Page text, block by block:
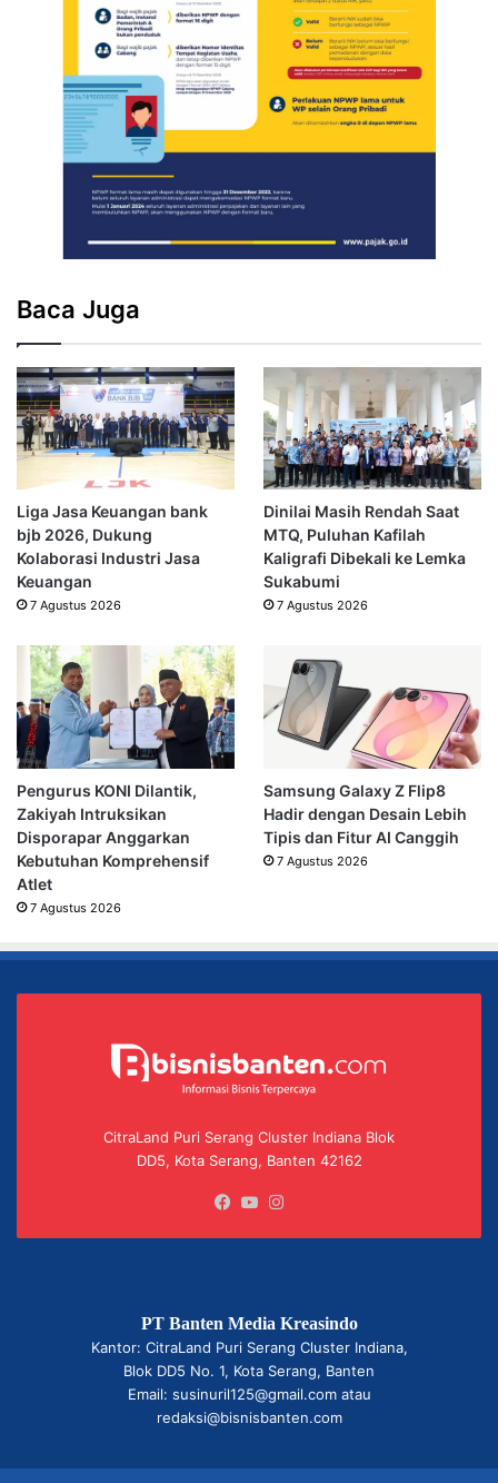
Baca Juga
Liga Jasa Keuangan bank
bjb 2026, Dukung
Kolaborasi Industri Jasa
Keuangan
7 Agustus 2026
Dinilai Masih Rendah Saat
MTQ, Puluhan Kafilah
Kaligrafi Dibekali ke Lemka
Sukabumi
7 Agustus 2026
Pengurus KONI Dilantik,
Zakiyah Intruksikan
Disporapar Anggarkan
Kebutuhan Komprehensif
Atlet
7 Agustus 2026
Samsung Galaxy Z Flip8
Hadir dengan Desain Lebih
Tipis dan Fitur AI Canggih
7 Agustus 2026
CitraLand Puri Serang Cluster Indiana Blok
DD5, Kota Serang, Banten 42162
Facebook
YouTube
PT Banten Media Kreasindo
Kantor: CitraLand Puri Serang Cluster Indiana,
Blok DD5 No. 1, Kota Serang, Banten
Email: susinuril125@gmail.com atau
redaksi@bisnisbanten.com